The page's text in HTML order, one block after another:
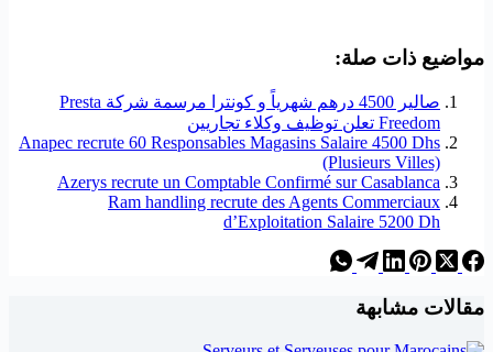
مواضيع ذات صلة:
صالير 4500 درهم شهرياً و كونترا مرسمة شركة Presta
Freedom تعلن توظيف وكلاء تجاريين
Anapec recrute 60 Responsables Magasins Salaire 4500 Dhs
(Plusieurs Villes)
Azerys recrute un Comptable Confirmé sur Casablanca
Ram handling recrute des Agents Commerciaux
d’Exploitation Salaire 5200 Dh
مقالات مشابهة